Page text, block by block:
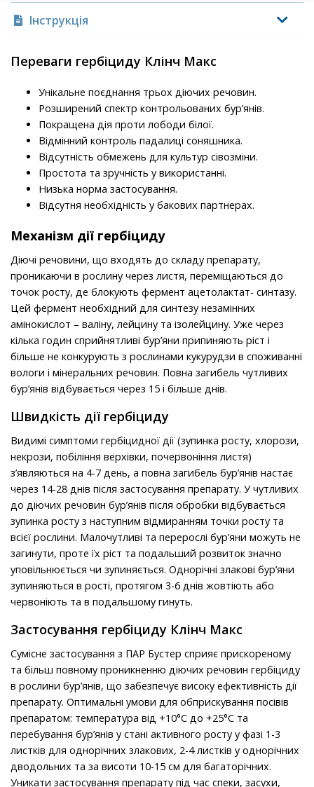
Інструкція
Переваги гербіциду Клінч Макс
Унікальне поєднання трьох діючих речовин.
Розширений спектр контрольованих бур’янів.
Покращена дія проти лободи білої.
Відмінний контроль падалиці соняшника.
Відсутність обмежень для культур сівозміни.
Простота та зручність у використанні.
Низька норма застосування.
Відсутня необхідність у бакових партнерах.
Механізм дії гербіциду
Діючі речовини, що входять до складу препарату,
проникаючи в рослину через листя, переміщаються до
точок росту, де блокують фермент ацетолактат- синтазу.
Цей фермент необхідний для синтезу незамінних
амінокислот – валіну, лейцину та ізолейцину. Уже через
кілька годин сприйнятливі бур’яни припиняють ріст і
більше не конкурують з рослинами кукурудзи в споживанні
вологи і мінеральних речовин. Повна загибель чутливих
бур’янів відбувається через 15 і більше днів.
Швидкість дії гербіциду
Видимі симптоми гербіцидної дії (зупинка росту, хлорози,
некрози, побіління верхівки, почервоніння листя)
з’являються на 4-7 день, а повна загибель бур’янів настає
через 14-28 днів після застосування препарату. У чутливих
до діючих речовин бур’янів після обробки відбувається
зупинка росту з наступним відмиранням точки росту та
всієї рослини. Малочутливі та перерослі бур’яни можуть не
загинути, проте їх ріст та подальший розвиток значно
уповільнюється чи зупиняється. Однорічні злакові бур’яни
зупиняються в рості, протягом 3-6 днів жовтіють або
червоніють та в подальшому гинуть.
Застосування гербіциду Клінч Макс
Сумісне застосування з ПАР Бустер сприяє прискореному
та більш повному проникненню діючих речовин гербіциду
в рослини бур’янів, що забезпечує високу ефективність дії
препарату. Оптимальні умови для обприскування посівів
препаратом: температура від +10°С до +25°С та
перебування бур’янів у стані активного росту у фазі 1-3
листків для однорічних злакових, 2-4 листків у однорічних
дводольних та за висоти 10-15 см для багаторічних.
Уникати застосування препарату під час спеки, засухи,